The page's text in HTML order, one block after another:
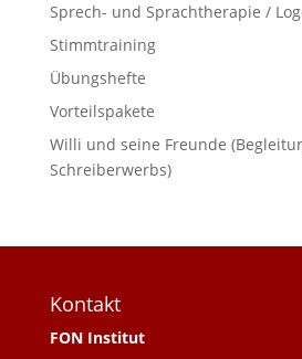
Sprech- und Sprachtherapie /
Stimmtraining
Übungshefte
Vorteilspakete
Willi und seine Freunde
Schreiberwerbs)
Kontakt
FON Institut